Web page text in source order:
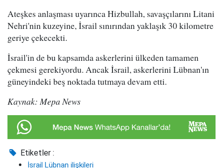
Ateşkes anlaşması uyarınca Hizbullah, savaşçılarını Litani
Nehri'nin kuzeyine, İsrail sınırından yaklaşık 30 kilometre
geriye çekecekti.
İsrail'in de bu kapsamda askerlerini ülkeden tamamen
çekmesi gerekiyordu. Ancak İsrail, askerlerini Lübnan'ın
güneyindeki beş noktada tutmaya devam etti.
Kaynak: Mepa News
Etiketler :
İsrail Lübnan ilişkileri